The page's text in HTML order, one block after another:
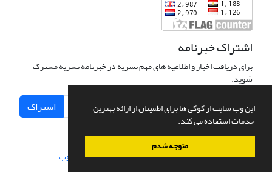
این وب سایت از کوکی ها برای اطمینان از ارائه بهترین
خدمات استفاده می کند.
متوجه شدم
اشتراک خبرنامه
برای دریافت اخبار و اطلاعیه های مهم نشریه در خبرنامه نشریه مشترک
شوید.
اشتراک
سامانه مدیریت نشریات علمی.طراحی و پیاده سازی از سیناوب